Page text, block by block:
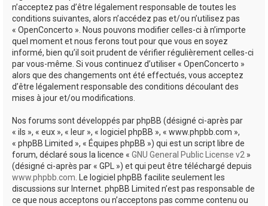
n’acceptez pas d’être légalement responsable de toutes les
conditions suivantes, alors n’accédez pas et/ou n’utilisez pas
« OpenConcerto ». Nous pouvons modifier celles-ci à n’importe
quel moment et nous ferons tout pour que vous en soyez
informé, bien qu’il soit prudent de vérifier régulièrement celles-ci
par vous-même. Si vous continuez d’utiliser « OpenConcerto »
alors que des changements ont été effectués, vous acceptez
d’être légalement responsable des conditions découlant des
mises à jour et/ou modifications.
Nos forums sont développés par phpBB (désigné ci-après par
« ils », « eux », « leur », « logiciel phpBB », « www.phpbb.com »,
« phpBB Limited », « Équipes phpBB ») qui est un script libre de
forum, déclaré sous la licence « GNU General Public License v2 »
(désigné ci-après par « GPL ») et qui peut être téléchargé depuis
www.phpbb.com. Le logiciel phpBB facilite seulement les
discussions sur Internet. phpBB Limited n’est pas responsable de
ce que nous acceptons ou n’acceptons pas comme contenu ou